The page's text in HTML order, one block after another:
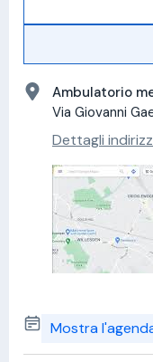
Ambulatorio
Via Giovanni
Dettagli
Mostra